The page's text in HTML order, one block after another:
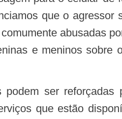
que o agressor
abusadas
e meninos sobre
que estão